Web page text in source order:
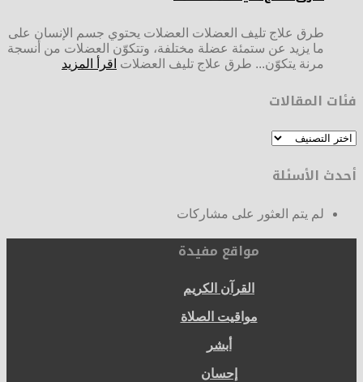
طرق علاج تليف العضلات العضلات يحتوي جسم الإنسان على
ما يزيد عن ستمئة عضلة مختلفة، وتتكوّن العضلات من أنسجة
مرنة يتكوّن... طرق علاج تليف العضلات اقرأ المزيد
فئات المقالات
فئات
أحدث الأسئلة
لم يتم العثور على مشاركات
مواقع مفيدة
القرآن الكريم
مواقيت الصلاة
أبشر
إحسان